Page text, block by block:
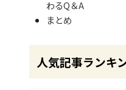
わるQ＆A
まとめ
人気記事ランキ